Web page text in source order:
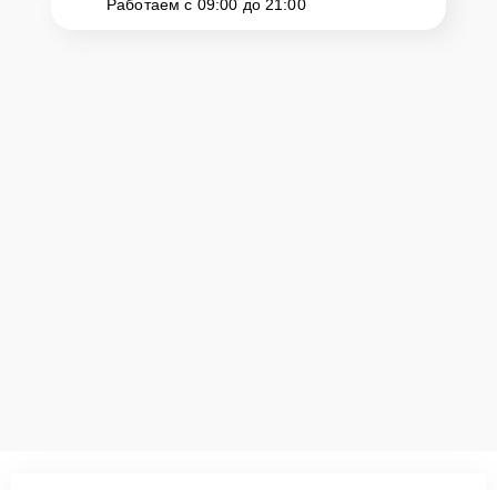
Работаем с 09:00 до 21:00